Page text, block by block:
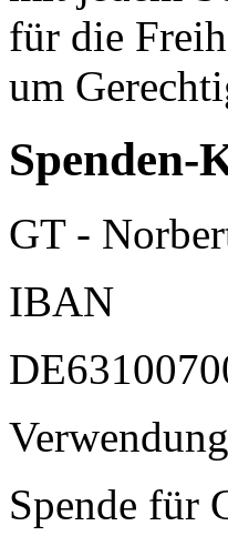
für die
um
Spenden-
GT -
IBAN
Spende für